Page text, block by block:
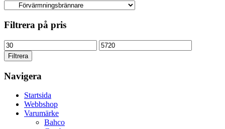
Filtrera på pris
Min
pris
Max
pris
Filtrera
Navigera
Startsida
Webbshop
Varumärke
Bahco